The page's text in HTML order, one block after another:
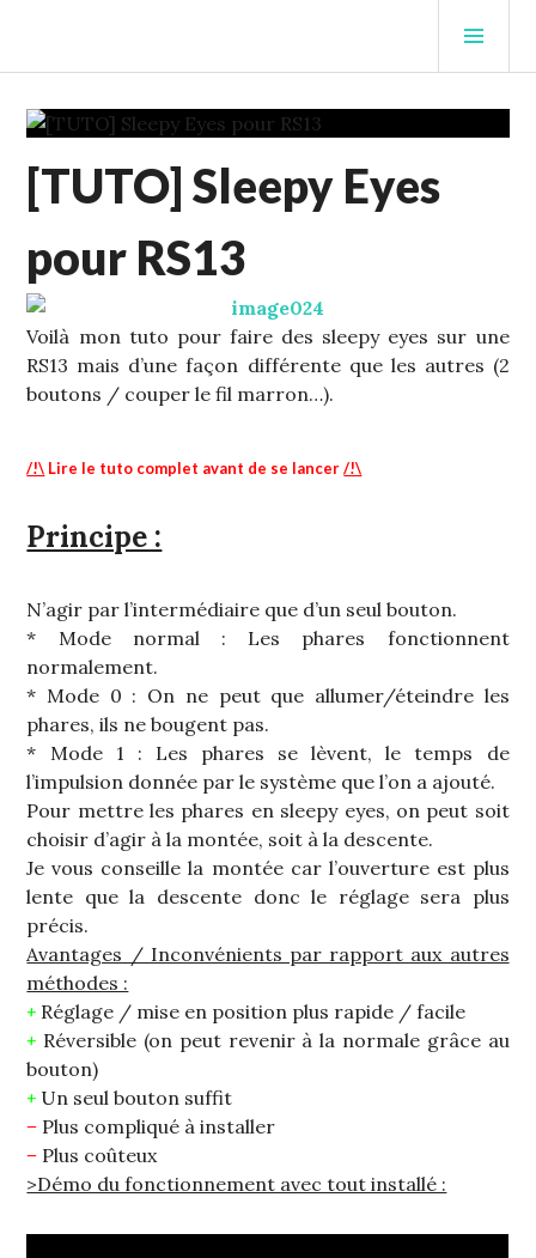
contenu
STUFFCC'S BLOG
INFOS,
1,
S13
[TUTO] Sleepy Eyes
pour RS13
Voilà mon tuto pour faire des sleepy eyes sur une
RS13 mais d’une façon différente que les autres (2
boutons / couper le fil marron…).
/!\ Lire le tuto complet avant de se lancer/!\
Principe :
N’agir par l’intermédiaire que d’un seul bouton.
* Mode normal : Les phares fonctionnent
normalement.
* Mode 0 : On ne peut que allumer/éteindre les
phares, ils ne bougent pas.
* Mode 1 : Les phares se lèvent, le temps de
l’impulsion donnée par le système que l’on a ajouté.
Pour mettre les phares en sleepy eyes, on peut soit
choisir d’agir à la montée, soit à la descente.
Je vous conseille la montée car l’ouverture est plus
lente que la descente donc le réglage sera plus
précis.
Avantages / Inconvénients par rapport aux autres
méthodes :
+ Réglage / mise en position plus rapide / facile
+ Réversible (on peut revenir à la normale grâce au
bouton)
+ Un seul bouton suffit
– Plus compliqué à installer
– Plus coûteux
>Démo du fonctionnement avec tout installé :